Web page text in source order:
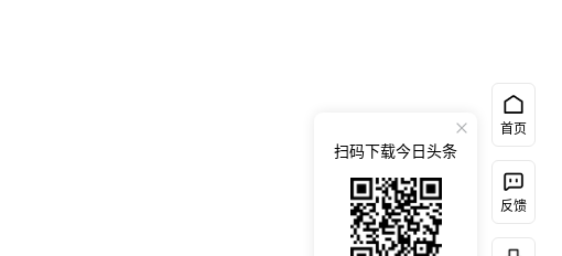
首页
反馈
扫码下载今日头条